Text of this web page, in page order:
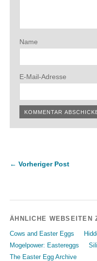
Name
E-Mail-Adresse
← Vorheriger Post
ÄHNLICHE WEBSEITEN
Cows and Easter Eggs
Mogelpower: Eastereggs
The Easter Egg Archive